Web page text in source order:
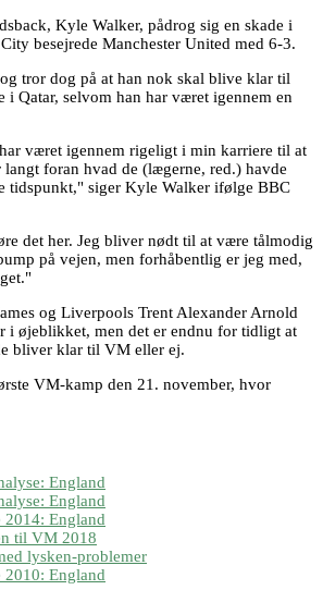
Kyle Walker, pådrog sig en skade i
besejrede Manchester United med 6-3.
tror dog på at han nok skal blive klar til
i Qatar, selvom han har været igennem en
været igennem rigeligt i min karriere til at
foran hvad de (lægerne, red.) havde
tidspunkt," siger Kyle Walker ifølge BBC
det her. Jeg bliver nødt til at være tålmodig
på vejen, men forhåbentlig er jeg med,
og Liverpools Trent Alexander Arnold
i øjeblikket, men det er endnu for tidligt at
bliver klar til VM eller ej.
VM-kamp den 21. november, hvor
England
England
England
til VM 2018
lysken-problemer
England